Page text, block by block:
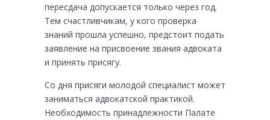
пересдача допускается только через год.
Тем счастливчикам, у кого проверка
знаний прошла успешно, предстоит подать
заявление на присвоение звания адвоката
и принять присягу.
Со дня присяги молодой специалист может
заниматься адвокатской практикой.
Необходимость принадлежности Палате